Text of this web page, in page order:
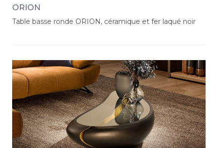
ORION
Table basse ronde ORION, céramique et fer laqué noir